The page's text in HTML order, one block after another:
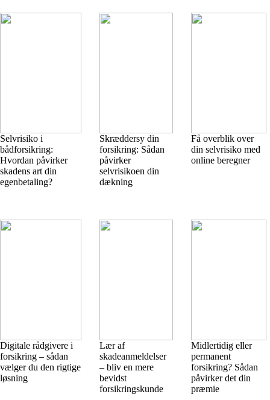
Selvrisiko i
bådforsikring:
Hvordan påvirker
skadens art din
egenbetaling?
Skræddersy din
forsikring: Sådan
påvirker
selvrisikoen din
dækning
Få overblik over
din selvrisiko med
online beregner
Digitale rådgivere i
forsikring – sådan
vælger du den rigtige
løsning
Lær af
skadeanmeldelser
– bliv en mere
bevidst
forsikringskunde
Midlertidig eller
permanent
forsikring? Sådan
påvirker det din
præmie